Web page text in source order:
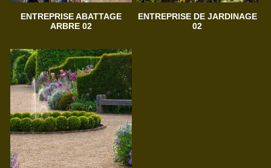
ENTREPRISE ABATTAGE
ARBRE 02
ENTREPRISE DE JARDINAGE
02